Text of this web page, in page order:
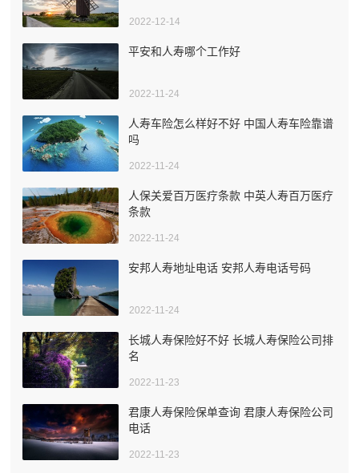
2022-12-14
平安和人寿哪个工作好
2022-11-24
人寿车险怎么样好不好 中国人寿车险靠谱
吗
2022-11-24
人保关爱百万医疗条款 中英人寿百万医疗
条款
2022-11-24
安邦人寿地址电话 安邦人寿电话号码
2022-11-24
长城人寿保险好不好 长城人寿保险公司排
名
2022-11-23
君康人寿保险保单查询 君康人寿保险公司
电话
2022-11-23